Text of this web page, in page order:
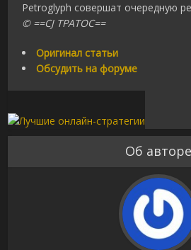
Petroglyph совершат очередную
© ==CJ TPATOC==
Оригинал статьи
Обсудить на форуме
Об авторе